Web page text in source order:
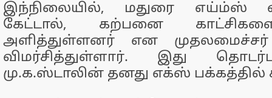
இந்நிலையில், மதுரை எய்ம்ஸ்
கேட்டால், கற்பனை
அளித்துள்ளனர் என முதலமைச்சர்
விமர்சித்துள்ளார். இது
மு.க.ஸ்டாலின் தனது எக்ஸ் பக்கத்தில்